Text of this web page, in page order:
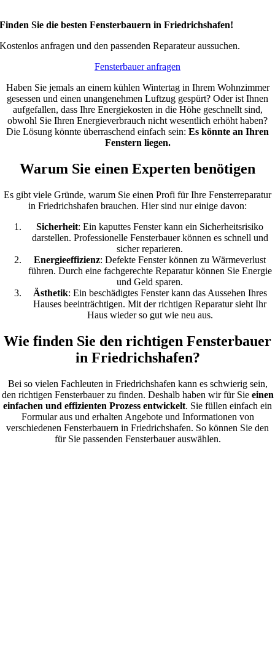
Finden Sie die besten Fensterbauern in Friedrichshafen!
Kostenlos anfragen und den passenden Reparateur aussuchen.
Fensterbauer anfragen
Haben Sie jemals an einem kühlen Wintertag in Ihrem Wohnzimmer
gesessen und einen unangenehmen Luftzug gespürt? Oder ist Ihnen
aufgefallen, dass Ihre Energiekosten in die Höhe geschnellt sind,
obwohl Sie Ihren Energieverbrauch nicht wesentlich erhöht haben?
Die Lösung könnte überraschend einfach sein: Es könnte an Ihren
Fenstern liegen.
Warum Sie einen Experten benötigen
Es gibt viele Gründe, warum Sie einen Profi für Ihre Fensterreparatur
in Friedrichshafen brauchen. Hier sind nur einige davon:
Sicherheit: Ein kaputtes Fenster kann ein Sicherheitsrisiko
darstellen. Professionelle Fensterbauer können es schnell und
sicher reparieren.
Energieeffizienz: Defekte Fenster können zu Wärmeverlust
führen. Durch eine fachgerechte Reparatur können Sie Energie
und Geld sparen.
Ästhetik: Ein beschädigtes Fenster kann das Aussehen Ihres
Hauses beeinträchtigen. Mit der richtigen Reparatur sieht Ihr
Haus wieder so gut wie neu aus.
Wie finden Sie den richtigen Fensterbauer
in Friedrichshafen?
Bei so vielen Fachleuten in Friedrichshafen kann es schwierig sein,
den richtigen Fensterbauer zu finden. Deshalb haben wir für Sie einen
einfachen und effizienten Prozess entwickelt. Sie füllen einfach ein
Formular aus und erhalten Angebote und Informationen von
verschiedenen Fensterbauern in Friedrichshafen. So können Sie den
für Sie passenden Fensterbauer auswählen.